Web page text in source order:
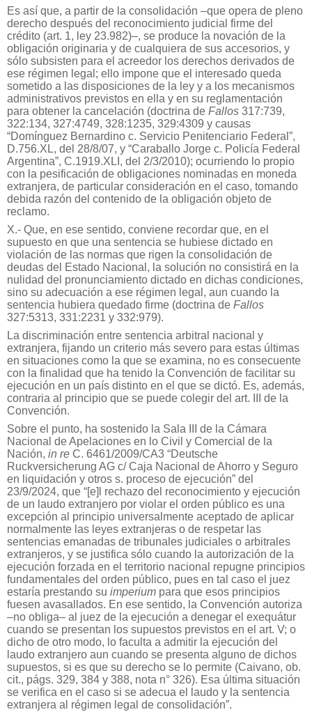
Es así que, a partir de la consolidación –que opera de pleno
derecho después del reconocimiento judicial firme del
crédito (art. 1, ley 23.982)–, se produce la novación de la
obligación originaria y de cualquiera de sus accesorios, y
sólo subsisten para el acreedor los derechos derivados de
ese régimen legal; ello impone que el interesado queda
sometido a las disposiciones de la ley y a los mecanismos
administrativos previstos en ella y en su reglamentación
para obtener la cancelación (doctrina de Fallos 317:739,
322:134, 327:4749, 328:1235, 329:4309 y causas
“Domínguez Bernardino c. Servicio Penitenciario Federal”,
D.756.XL, del 28/8/07, y “Caraballo Jorge c. Policía Federal
Argentina”, C.1919.XLI, del 2/3/2010); ocurriendo lo propio
con la pesificación de obligaciones nominadas en moneda
extranjera, de particular consideración en el caso, tomando
debida razón del contenido de la obligación objeto de
reclamo.
X.- Que, en ese sentido, conviene recordar que, en el
supuesto en que una sentencia se hubiese dictado en
violación de las normas que rigen la consolidación de
deudas del Estado Nacional, la solución no consistirá en la
nulidad del pronunciamiento dictado en dichas condiciones,
sino su adecuación a ese régimen legal, aun cuando la
sentencia hubiera quedado firme (doctrina de Fallos
327:5313, 331:2231 y 332:979).
La discriminación entre sentencia arbitral nacional y
extranjera, fijando un criterio más severo para estas últimas
en situaciones como la que se examina, no es consecuente
con la finalidad que ha tenido la Convención de facilitar su
ejecución en un país distinto en el que se dictó. Es, además,
contraria al principio que se puede colegir del art. III de la
Convención.
Sobre el punto, ha sostenido la Sala III de la Cámara
Nacional de Apelaciones en lo Civil y Comercial de la
Nación, in re C. 6461/2009/CA3 “Deutsche
Ruckversicherung AG c/ Caja Nacional de Ahorro y Seguro
en liquidación y otros s. proceso de ejecución” del
23/9/2024, que “[e]l rechazo del reconocimiento y ejecución
de un laudo extranjero por violar el orden público es una
excepción al principio universalmente aceptado de aplicar
normalmente las leyes extranjeras o de respetar las
sentencias emanadas de tribunales judiciales o arbitrales
extranjeros, y se justifica sólo cuando la autorización de la
ejecución forzada en el territorio nacional repugne principios
fundamentales del orden público, pues en tal caso el juez
estaría prestando su imperium para que esos principios
fuesen avasallados. En ese sentido, la Convención autoriza
–no obliga– al juez de la ejecución a denegar el exequátur
cuando se presentan los supuestos previstos en el art. V; o
dicho de otro modo, lo faculta a admitir la ejecución del
laudo extranjero aun cuando se presenta alguno de dichos
supuestos, si es que su derecho se lo permite (Caivano, ob.
cit., págs. 329, 384 y 388, nota n° 326). Esa última situación
se verifica en el caso si se adecua el laudo y la sentencia
extranjera al régimen legal de consolidación”.